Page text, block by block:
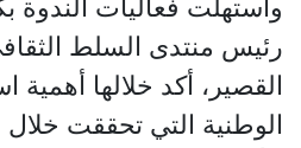
واستهلت فعاليات الندوة
رئيس منتدى السلط
القصير، أكد خلالها أهمية
الوطنية التي تحققت